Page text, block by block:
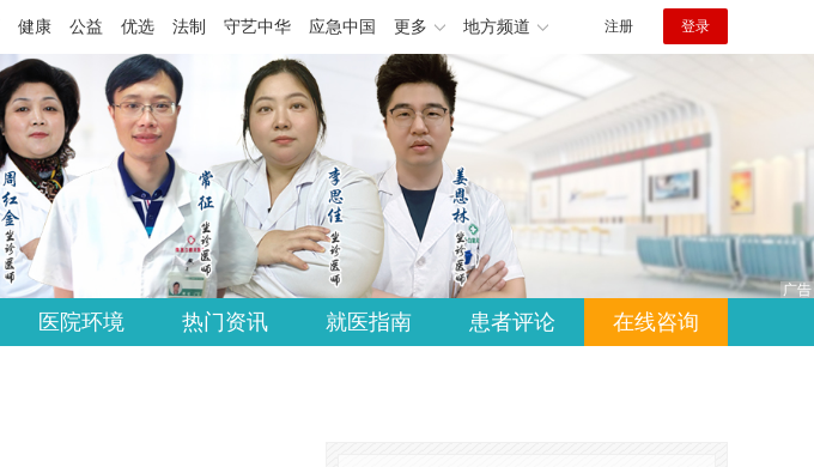
健康 公益 优选 法制 守艺中华 应急中国 更多 地方频道 注册 登录
医院环境 热门资讯 就医指南 患者评论 在线咨询